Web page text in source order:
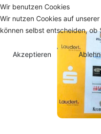
Wir benutzen Cookies
Wir nutzen Cookies auf
können selbst entscheiden, ob
Akzeptieren